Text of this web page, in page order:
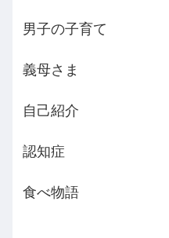
男子の子育て
義母さま
自己紹介
認知症
食べ物語